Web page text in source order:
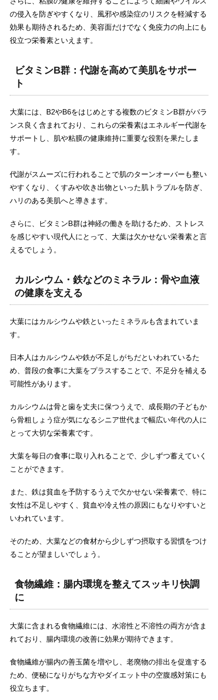
の侵入を防ぎやすくなり、風邪や感染症のリスクを軽減する
効果も期待されるため、美容面だけでなく免疫力の向上にも
役立つ栄養素といえます。
ビタミンB群：代謝を高めて美肌をサポー
ト
大葉には、B2やB6をはじめとする複数のビタミンB群がバラ
ンス良く含まれており、これらの栄養素はエネルギー代謝を
サポートし、肌や粘膜の健康維持に重要な役割を果たしま
す。
代謝がスムーズに行われることで肌のターンオーバーも整い
やすくなり、くすみや吹き出物といった肌トラブルを防ぎ、
ハリのある美肌へと導きます。
さらに、ビタミンB群は神経の働きを助けるため、ストレス
を感じやすい現代人にとって、大葉は欠かせない栄養素と言
えるでしょう。
カルシウム・鉄などのミネラル：骨や血液
の健康を支える
大葉にはカルシウムや鉄といったミネラルも含まれていま
す。
日本人はカルシウムや鉄が不足しがちだといわれているた
め、普段の食事に大葉をプラスすることで、不足分を補える
可能性があります。
カルシウムは骨と歯を丈夫に保つうえで、成長期の子どもか
ら骨粗しょう症が気になるシニア世代まで幅広い年代の人に
とって大切な栄養素です。
大葉を毎日の食事に取り入れることで、少しずつ蓄えていく
ことができます。
また、鉄は貧血を予防するうえで欠かせない栄養素で、特に
女性は不足しやすく、貧血や冷え性の原因にもなりやすいと
いわれています。
そのため、大葉などの食材から少しずつ摂取する習慣をつけ
ることが望ましいでしょう。
食物繊維：腸内環境を整えてスッキリ快調
に
大葉に含まれる食物繊維には、水溶性と不溶性の両方が含ま
れており、腸内環境の改善に効果が期待できます。
食物繊維が腸内の善玉菌を増やし、老廃物の排出を促進する
ため、便秘になりがちな方やダイエット中の空腹感対策にも
役立ちます。